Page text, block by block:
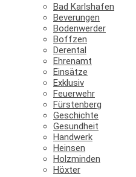
Bad Karlshafen
Beverungen
Bodenwerder
Boffzen
Derental
Ehrenamt
Einsätze
Exklusiv
Feuerwehr
Fürstenberg
Geschichte
Gesundheit
Handwerk
Heinsen
Holzminden
Höxter